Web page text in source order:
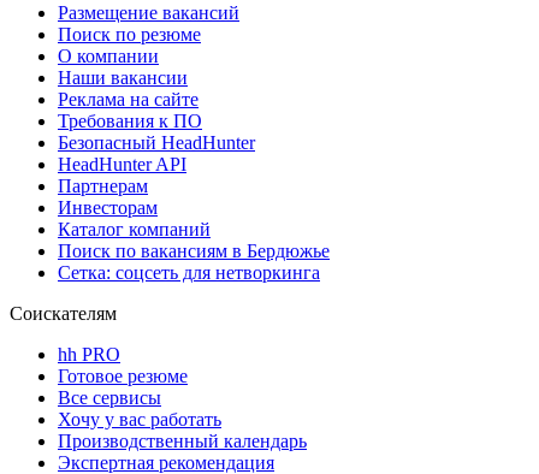
Размещение вакансий
Поиск по резюме
О компании
Наши вакансии
Реклама на сайте
Требования к ПО
Безопасный HeadHunter
HeadHunter API
Партнерам
Инвесторам
Каталог компаний
Поиск по вакансиям в Бердюжье
Сетка: соцсеть для нетворкинга
Соискателям
hh PRO
Готовое резюме
Все сервисы
Хочу у вас работать
Производственный календарь
Экспертная рекомендация